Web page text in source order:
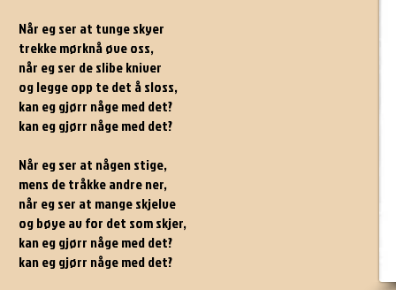
Når eg ser at tunge skyer
trekke mørknå øve oss,
når eg ser de slibe kniver
og legge opp te det å sloss,
kan eg gjørr någe med det?
kan eg gjørr någe med det?
Når eg ser at någen stige,
mens de tråkke andre ner,
når eg ser at mange skjelve
og bøye av for det som skjer,
kan eg gjørr någe med det?
kan eg gjørr någe med det?